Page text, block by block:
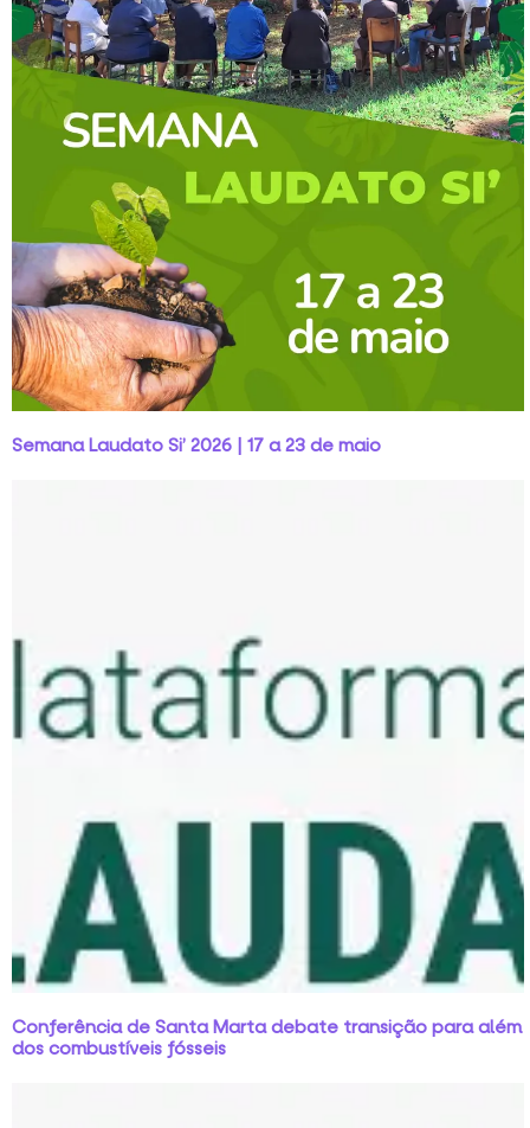
Semana Laudato Si’ 2026 | 17 a 23 de maio
Conferência de Santa Marta debate transição para além
dos combustíveis fósseis